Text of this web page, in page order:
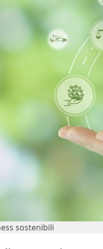
sostenibili